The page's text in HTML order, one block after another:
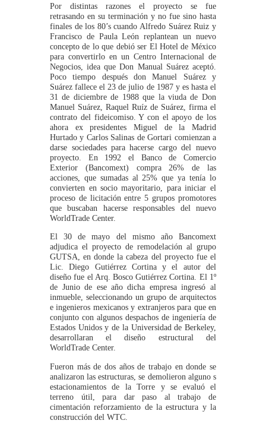
Por distintas razones el proyecto se fue
retrasando en su terminación y no fue sino hasta
finales de los 80’s cuando Alfredo Suárez Ruiz y
Francisco de Paula León replantean un nuevo
concepto de lo que debió ser El Hotel de México
para convertirlo en un Centro Internacional de
Negocios, idea que Don Manual Suárez aceptó.
Poco tiempo después don Manuel Suárez y
Suárez fallece el 23 de julio de 1987 y es hasta el
31 de diciembre de 1988 que la viuda de Don
Manuel Suárez, Raquel Ruíz de Suárez, firma el
contrato del fideicomiso. Y con el apoyo de los
ahora ex presidentes Miguel de la Madrid
Hurtado y Carlos Salinas de Gortari comienzan a
darse sociedades para hacerse cargo del nuevo
proyecto. En 1992 el Banco de Comercio
Exterior (Bancomext) compra 26% de las
acciones, que sumadas al 25% que ya tenía lo
convierten en socio mayoritario, para iniciar el
proceso de licitación entre 5 grupos promotores
que buscaban hacerse responsables del nuevo
WorldTrade Center.
El 30 de mayo del mismo año Bancomext
adjudica el proyecto de remodelación al grupo
GUTSA, en donde la cabeza del proyecto fue el
Lic. Diego Gutiérrez Cortina y el autor del
diseño fue el Arq. Bosco Gutiérrez Cortina. El 1º
de Junio de ese año dicha empresa ingresó al
inmueble, seleccionando un grupo de arquitectos
e ingenieros mexicanos y extranjeros para que en
conjunto con algunos despachos de ingeniería de
Estados Unidos y de la Universidad de Berkeley,
desarrollaran el diseño estructural del
WorldTrade Center.
Fueron más de dos años de trabajo en donde se
analizaron las estructuras, se demolieron alguno s
estacionamientos de la Torre y se evaluó el
terreno útil, para dar paso al trabajo de
cimentación reforzamiento de la estructura y la
construcción del WTC.